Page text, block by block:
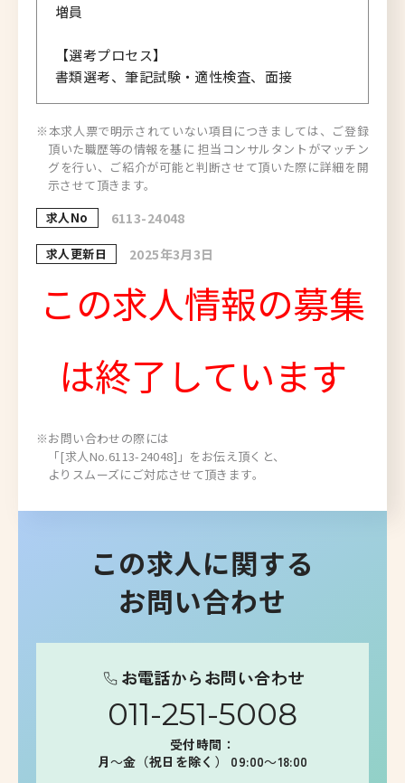
増員
【選考プロセス】
書類選考、筆記試験・適性検査、面接
※本求人票で明示されていない項目につきましては、ご登録
頂いた職歴等の情報を基に 担当コンサルタントがマッチン
グを行い、ご紹介が可能と判断させて頂いた際に詳細を開
示させて頂きます。
求人No
6113-24048
求人更新日 2025年3月3日
この求人情報の募集
は終了しています
※お問い合わせの際には
「[求人No.6113-24048]」をお伝え頂くと、
よりスムーズにご対応させて頂きます。
この求人に関する
お問い合わせ
お電話からお問い合わせ
011-251-5008
受付時間：
月～金（祝日を除く） 09:00～18:00